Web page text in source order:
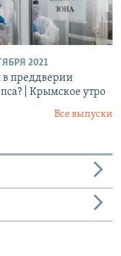
2021
преддверии
| Крымское утро
Все выпуски